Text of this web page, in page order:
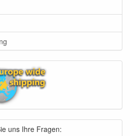
uns Ihre Fragen: